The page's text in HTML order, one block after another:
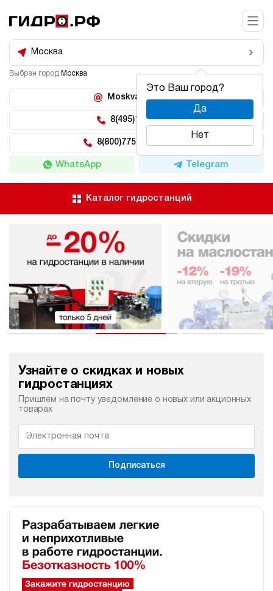
Москва
Это Ваш город?
Да
Нет
Выбран город Москва
Moskva@hidro.ru
8(495)150-04-62
8(800)775-04-62 доб 2
WhatsApp Telegram
Каталог гидростанций
Узнайте о скидках и новых
гидростанциях
Пришлем на почту уведомление о новых или акционных
товарах
Подписаться